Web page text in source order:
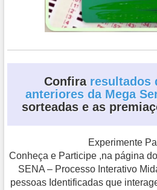
Confira resultados
anteriores da Mega
sorteadas e as
Experimente
Conheça e Participe ,na página
SENA – Processo Interativo
pessoas Identificadas que